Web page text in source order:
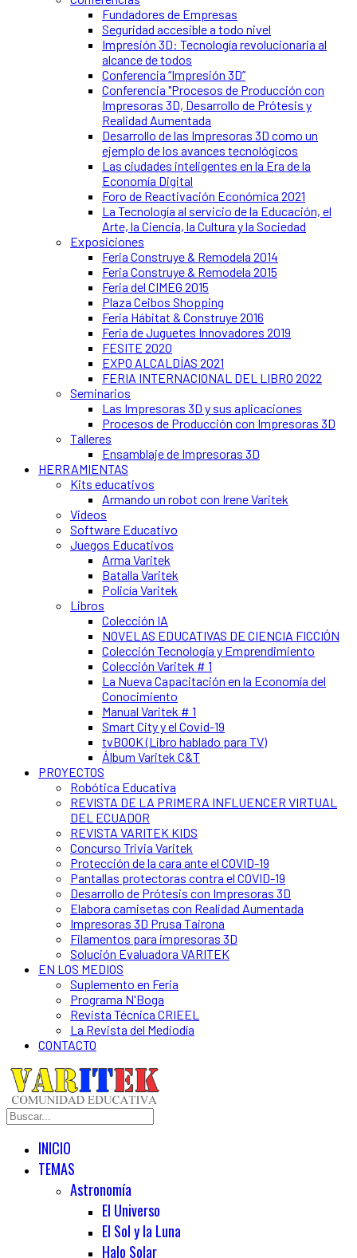
Fundadores de Empresas
Seguridad accesible a todo nivel
Impresión 3D: Tecnología revolucionaria al
alcance de todos
Conferencia “Impresión 3D”
Conferencia "Procesos de Producción con
Impresoras 3D, Desarrollo de Prótesis y
Realidad Aumentada
Desarrollo de las Impresoras 3D como un
ejemplo de los avances tecnológicos
Las ciudades inteligentes en la Era de la
Economía Digital
Foro de Reactivación Económica 2021
La Tecnología al servicio de la Educación, el
Arte, la Ciencia, la Cultura y la Sociedad
Exposiciones
Feria Construye & Remodela 2014
Feria Construye & Remodela 2015
Feria del CIMEG 2015
Plaza Ceibos Shopping
Feria Hábitat & Construye 2016
Feria de Juguetes Innovadores 2019
FESITE 2020
EXPO ALCALDÍAS 2021
FERIA INTERNACIONAL DEL LIBRO 2022
Seminarios
Las Impresoras 3D y sus aplicaciones
Procesos de Producción con Impresoras 3D
Talleres
Ensamblaje de Impresoras 3D
HERRAMIENTAS
Kits educativos
Armando un robot con Irene Varitek
Videos
Software Educativo
Juegos Educativos
Arma Varitek
Batalla Varitek
Policía Varitek
Libros
Colección IA
NOVELAS EDUCATIVAS DE CIENCIA FICCIÓN
Colección Tecnología y Emprendimiento
Colección Varitek # 1
La Nueva Capacitación en la Economía del
Conocimiento
Manual Varitek # 1
Smart City y el Covid-19
tvBOOK (Libro hablado para TV)
Álbum Varitek C&T
PROYECTOS
Robótica Educativa
REVISTA DE LA PRIMERA INFLUENCER VIRTUAL
DEL ECUADOR
REVISTA VARITEK KIDS
Concurso Trivia Varitek
Protección de la cara ante el COVID-19
Pantallas protectoras contra el COVID-19
Desarrollo de Prótesis con Impresoras 3D
Elabora camisetas con Realidad Aumentada
Impresoras 3D Prusa Tairona
Filamentos para impresoras 3D
Solución Evaluadora VARITEK
EN LOS MEDIOS
Suplemento en Feria
Programa N'Boga
Revista Técnica CRIEEL
La Revista del Mediodía
CONTACTO
INICIO
TEMAS
Astronomía
El Universo
El Sol y la Luna
Halo Solar